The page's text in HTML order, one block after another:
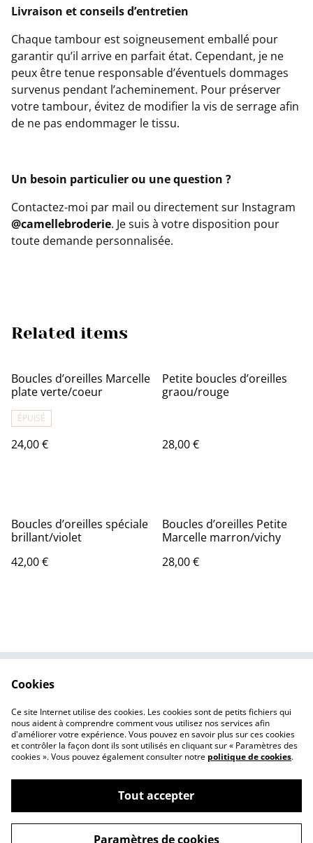
Livraison et conseils d’entretien
Chaque tambour est soigneusement emballé pour
garantir qu’il arrive en parfait état. Cependant, je ne
peux être tenue responsable d’éventuels dommages
survenus pendant l’acheminement. Pour préserver
votre tambour, évitez de modifier la vis de serrage afin
de ne pas endommager le tissu.
Un besoin particulier ou une question ?
Contactez-moi par mail ou directement sur Instagram
@camellebroderie. Je suis à votre disposition pour
toute demande personnalisée.
Related items
Boucles d’oreilles Marcelle
plate verte/coeur
ÉPUISÉ
24,00 €
Petite boucles d’oreilles
graou/rouge
28,00 €
Boucles d’oreilles spéciale
brillant/violet
42,00 €
Boucles d’oreilles Petite
Marcelle marron/vichy
28,00 €
Politique de
confidentialité
Politique de cookies
©2026Camelle Broderie éco créative
Cookies
Ce site Internet utilise des cookies. Les cookies sont de petits fichiers qui
nous aident à comprendre comment vous utilisez nos services afin
d'améliorer votre expérience. Vous pouvez en savoir plus sur ces cookies
et contrôler la façon dont ils sont utilisés en cliquant sur « Paramètres des
cookies ». Vous pouvez également consulter notre politique de cookies.
Tout accepter
Paramètres de cookies